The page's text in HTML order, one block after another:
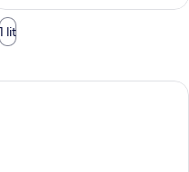
1 lit
pièce avec un canapé rouge,